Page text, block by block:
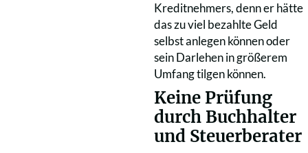
Kreditnehmers, denn er hätte
das zu viel bezahlte Geld
selbst anlegen können oder
sein Darlehen in größerem
Umfang tilgen können.
Keine Prüfung
durch Buchhalter
und Steuerberater